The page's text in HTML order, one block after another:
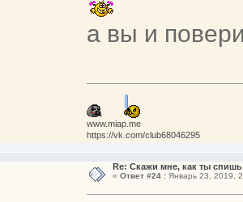
а вы и
www.miap.me
https://vk.com/club68046295
Re: Скажи мне, как ты спишь
« Ответ #24 :Январь 23, 2019,